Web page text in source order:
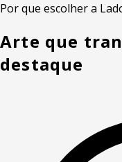
Por que escolher a
Arte que
destaque